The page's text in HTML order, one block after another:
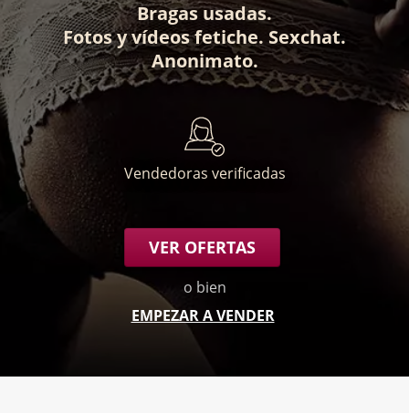
Bragas usadas.
Fotosyvídeos fetiche. Sexchat.
Anonimato.
Vendedoras verificadas
VER OFERTAS
o bien
EMPEZAR A VENDER